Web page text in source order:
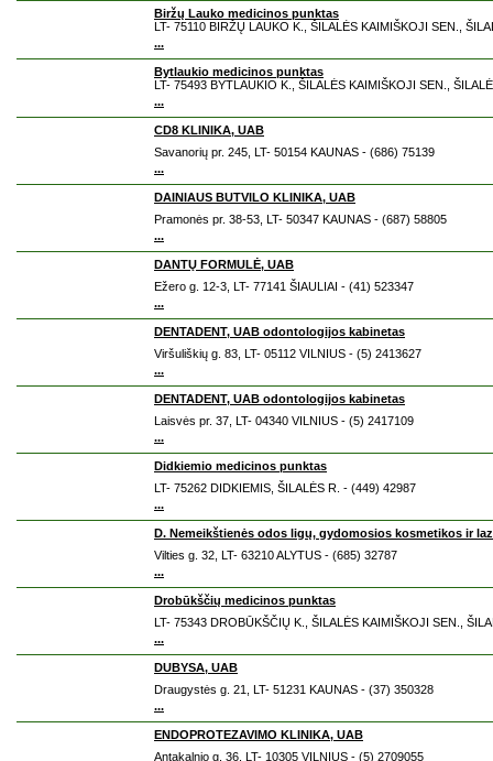
Biržų Lauko medicinos punktas
LT- 75110 BIRŽŲ LAUKO K., ŠILALĖS KAIMIŠKOJI SEN.,
...
Bytlaukio medicinos punktas
LT- 75493 BYTLAUKIO K., ŠILALĖS KAIMIŠKOJI SEN.,
...
CD8 KLINIKA, UAB
Savanorių pr. 245, LT- 50154 KAUNAS - (686) 75139
...
DAINIAUS BUTVILO KLINIKA, UAB
Pramonės pr. 38-53, LT- 50347 KAUNAS - (687) 58805
...
DANTŲ FORMULĖ, UAB
Ežero g. 12-3, LT- 77141 ŠIAULIAI - (41) 523347
...
DENTADENT, UAB odontologijos kabinetas
Viršuliškių g. 83, LT- 05112 VILNIUS - (5) 2413627
...
DENTADENT, UAB odontologijos kabinetas
Laisvės pr. 37, LT- 04340 VILNIUS - (5) 2417109
...
Didkiemio medicinos punktas
LT- 75262 DIDKIEMIS, ŠILALĖS R. - (449) 42987
...
D. Nemeikštienės odos ligų, gydomosios kosmetikos ir
Vilties g. 32, LT- 63210 ALYTUS - (685) 32787
...
Drobūkščių medicinos punktas
LT- 75343 DROBŪKŠČIŲ K., ŠILALĖS KAIMIŠKOJI SEN.,
...
DUBYSA, UAB
Draugystės g. 21, LT- 51231 KAUNAS - (37) 350328
...
ENDOPROTEZAVIMO KLINIKA, UAB
Antakalnio g. 36, LT- 10305 VILNIUS - (5) 2709055